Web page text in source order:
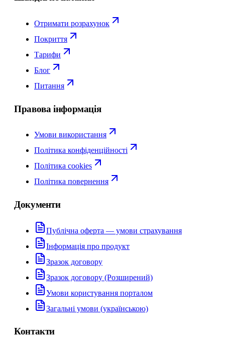
Отримати розрахунок
Покриття
Тарифи
Блог
Питання
Правова інформація
Умови використання
Політика конфіденційності
Політика cookies
Політика повернення
Документи
Публічна оферта — умови страхування
Інформація про продукт
Зразок договору
Зразок договору (Розширений)
Умови користування порталом
Загальні умови (українською)
Контакти